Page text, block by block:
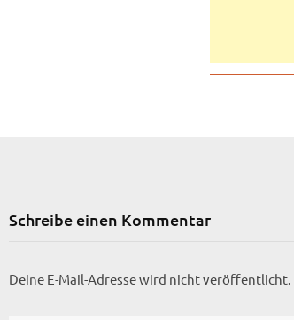
Schreibe einen Kommentar
Deine E-Mail-Adresse wird nicht veröffentlicht.